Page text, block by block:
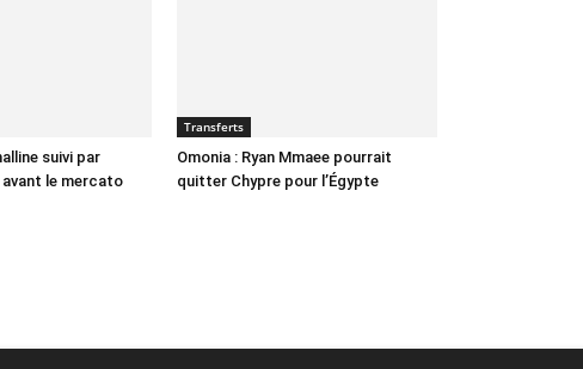
suivi par
le mercato
Transferts
Omonia : Ryan Mmaee pourrait
quitter Chypre pour l’Égypte